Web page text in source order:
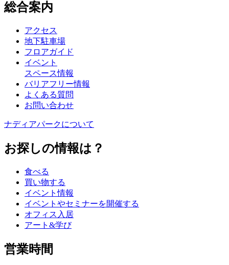
総合案内
アクセス
地下駐車場
フロアガイド
イベント
スペース情報
バリアフリー情報
よくある質問
お問い合わせ
ナディアパークについて
お探しの情報は？
食べる
買い物する
イベント情報
イベントやセミナーを開催する
オフィス入居
アート&学び
営業時間